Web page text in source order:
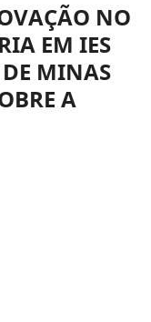
NO
EM IES
MINAS
A